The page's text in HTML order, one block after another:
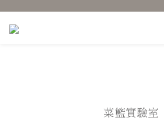
菜籃實驗室